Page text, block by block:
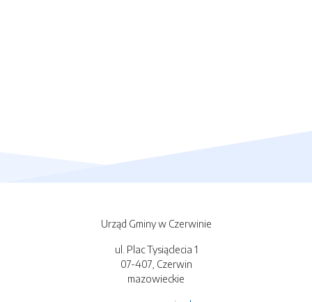
Urząd Gminy w Czerwinie
ul. Plac Tysiąclecia 1
07-407, Czerwin
mazowieckie